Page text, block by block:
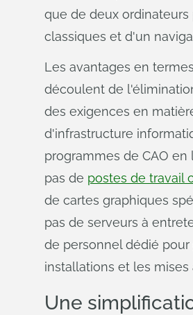
que de deux ordinateurs
classiques et d'un
Les avantages en
découlent de
des exigences en
d'infrastructure
programmes de CAO en
pas de postes de travail
de cartes graphiques
pas de serveurs à
de personnel dédié pour
installations et les mises
Une